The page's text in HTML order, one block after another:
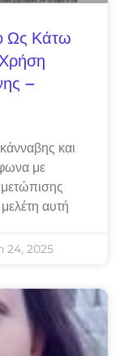
Ως Κάτω
–
και
με
αυτή
24, 2025